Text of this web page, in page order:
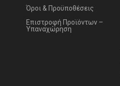
Όροι & Προϋποθέσεις
Επιστροφή Προϊόντων –
Υπαναχώρηση